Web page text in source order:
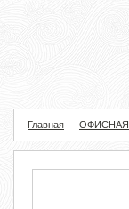
Главная —